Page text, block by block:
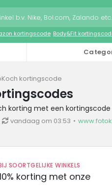
kortingscode Body&Fit
kortingscode
korting met een
vandaag om 03:53
SOORTGELIJKE WINKELS
korting met onze